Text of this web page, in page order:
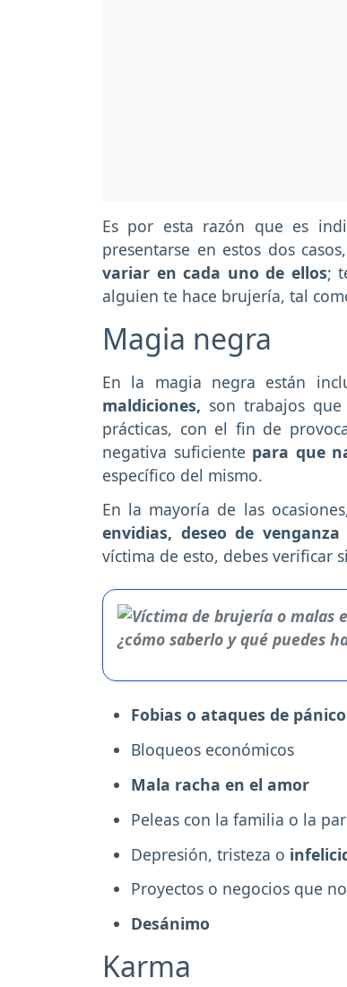
Es por esta razón que es
presentarse en estos dos
variar en cada uno de ellos;
alguien te hace brujería, tal
Magia negra
En la magia negra están
maldiciones, son trabajos
prácticas, con el fin de
negativa suficiente para que
específico del mismo.
En la mayoría de las
envidias, deseo de
víctima de esto, debes verificar
Fobias o ataques de pánico
Bloqueos económicos
Mala racha en el amor
Peleas con la familia o la
Depresión, tristeza o
Proyectos o negocios que
Desánimo
Karma